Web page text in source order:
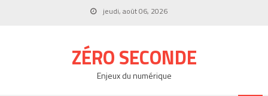
jeudi, août 06, 2026
ZÉRO SECONDE
Enjeux du numérique